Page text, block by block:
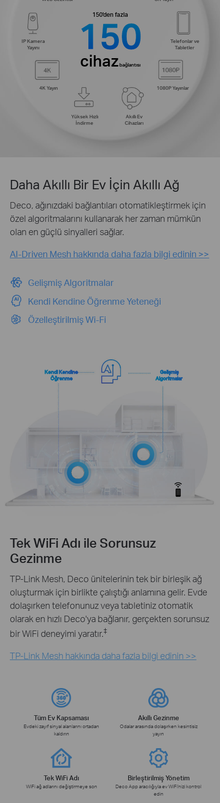
Telefonlar ve
Tabletler
1080P Yayınlar
Akıllı Ev
Cihazları
Yüksek Hızlı
İndirme
4K Yayın
IP Kamera
Yayını
150'den fazla
150
cihazbağlantısı
Daha Akıllı Bir Ev İçin Akıllı Ağ
Deco, ağınızdaki bağlantıları otomatikleştirmek için
özel algoritmalarını kullanarak her zaman mümkün
olan en güçlü sinyalleri sağlar.
AI-Driven Mesh hakkında daha fazla bilgi edinin >>
Gelişmiş Algoritmalar
Kendi Kendine Öğrenme Yeteneği
Özelleştirilmiş Wi-Fi
Kendi Kendine
Öğrenme
Gelişmiş
Algoritmalar
Tek WiFi Adı ile Sorunsuz
Gezinme
TP-Link Mesh, Deco ünitelerinin tek bir birleşik ağ
oluşturmak için birlikte çalıştığı anlamına gelir. Evde
dolaşırken telefonunuz veya tabletiniz otomatik
olarak en hızlı Deco'ya bağlanır, gerçekten sorunsuz
bir WiFi deneyimi yaratır.‡
TP-Link Mesh hakkında daha fazla bilgi edinin >>
Tüm Ev Kapsaması
Evdeki zayıf sinyal alanlarını ortadan
kaldırın
Akıllı Gezinme
Odalar arasında dolaşırken kesintisiz
yayın
Tek WiFi Adı
WiFi ağ adlarını değiştirmeye son
Birleştirilmiş Yönetim
Deco App aracılığıyla ev WiFi'nizi kontrol
edin